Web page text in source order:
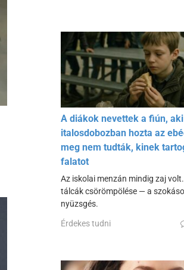
A diákok nevettek a fiún,
italosdobozban hozta az
meg nem tudták, kinek
falatot
Az iskolai menzán mindig zaj
tálcák csörömpölése — a
nyüzsgés.
Érdekes tudni